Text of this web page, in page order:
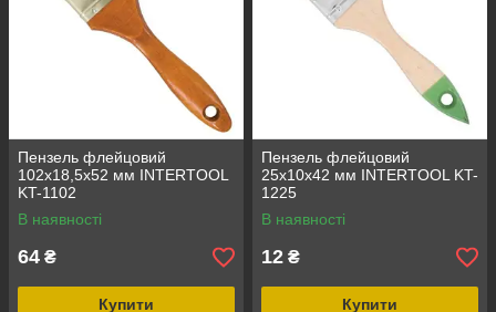
Пензель флейцовий
102x18,5x52 мм INTERTOOL
KT-1102
В наявності
64 ₴
Купити
Пензель флейцовий
25x10x42 мм INTERTOOL KT-
1225
В наявності
12 ₴
Купити